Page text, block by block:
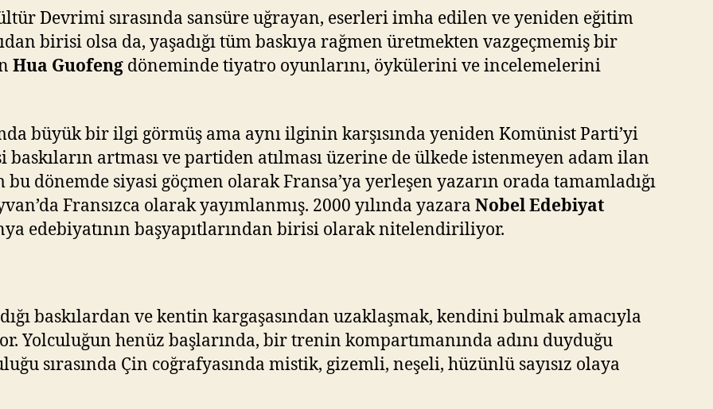
Devrimi sırasında sansüre uğrayan, eserleri imha edilen ve yeniden eğitim
birisi olsa da, yaşadığı tüm baskıya rağmen üretmekten vazgeçmemiş bir
Hua Guofeng döneminde tiyatro oyunlarını, öykülerini ve incelemelerini
büyük bir ilgi görmüş ama aynı ilginin karşısında yeniden Komünist Parti’yi
artması ve partiden atılması üzerine de ülkede istenmeyen adam ilan
dönemde siyasi göçmen olarak Fransa’ya yerleşen yazarın orada tamamladığı
Fransızca olarak yayımlanmış. 2000 yılında yazara Nobel Edebiyat
edebiyatının başyapıtlarından birisi olarak nitelendiriliyor.
baskılardan ve kentin kargaşasından uzaklaşmak, kendini bulmak amacıyla
Yolculuğun henüz başlarında, bir trenin kompartımanında adını duyduğu
sırasında Çin coğrafyasında mistik, gizemli, neşeli, hüzünlü sayısız olaya